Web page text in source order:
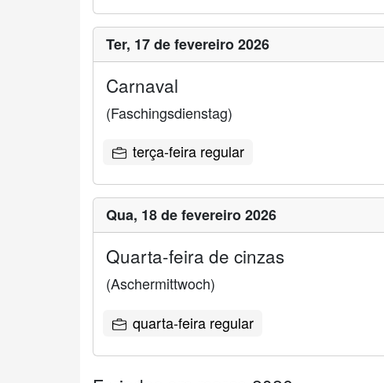
Ter, 17 de fevereiro 2026
Carnaval
(Faschingsdienstag)
terça-feira regular
Qua, 18 de fevereiro 2026
Quarta-feira de cinzas
(Aschermittwoch)
quarta-feira regular